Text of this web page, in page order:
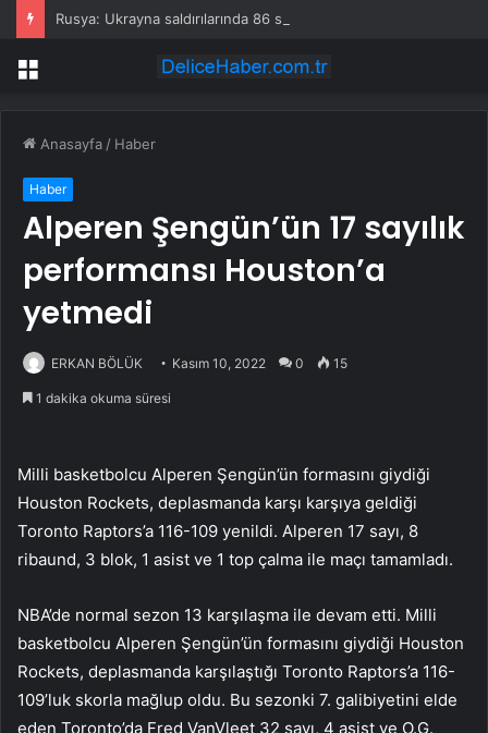
Rusya: Ukrayna saldırılarında 86 sivil öldü
Menü
Anasayfa / Haber
Haber
Alperen Şengün’ün 17 sayılık
performansı Houston’a
yetmedi
ERKAN BÖLÜK Kasım 10, 2022 0 15
1 dakika okuma süresi
Milli basketbolcu Alperen Şengün’ün formasını giydiği
Houston Rockets, deplasmanda karşı karşıya geldiği
Toronto Raptors’a 116-109 yenildi. Alperen 17 sayı, 8
ribaund, 3 blok, 1 asist ve 1 top çalma ile maçı tamamladı.
NBA’de normal sezon 13 karşılaşma ile devam etti. Milli
basketbolcu Alperen Şengün’ün formasını giydiği Houston
Rockets, deplasmanda karşılaştığı Toronto Raptors’a 116-
109’luk skorla mağlup oldu. Bu sezonki 7. galibiyetini elde
eden Toronto’da Fred VanVleet 32 sayı, 4 asist ve O.G.